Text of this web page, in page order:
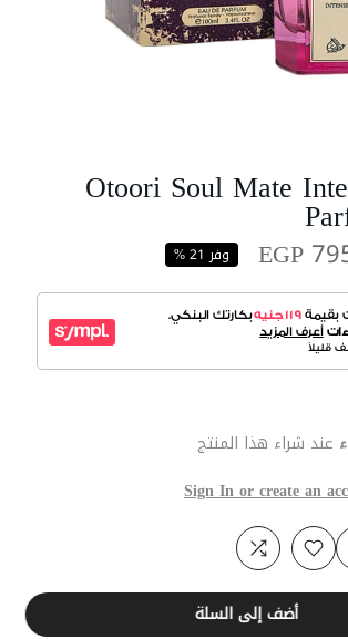
Otoori Soul Mate
EGP وفر 21 %
عند شراء هذا المنتج
Sign In or create an
أضف إلى السلة